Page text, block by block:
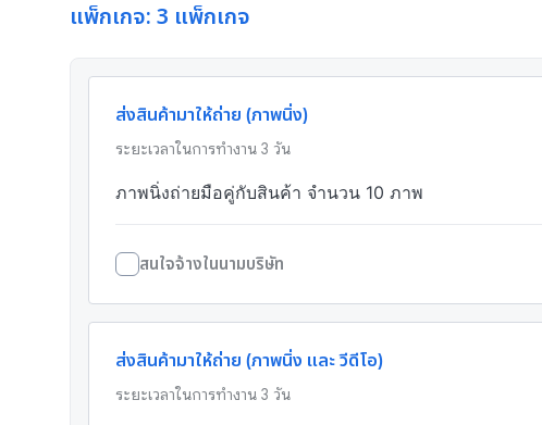
แพ็กเกจ: 3 แพ็กเกจ
ส่งสินค้ามาให้ถ่าย (ภาพนิ่ง)
ระยะเวลาในการทำงาน 3 วัน
ภาพนิ่งถ่ายมือคู่กับสินค้า จำนวน 10 ภาพ
สนใจจ้างในนามบริษัท
ส่งสินค้ามาให้ถ่าย (ภาพนิ่ง และ วีดีโอ)
ระยะเวลาในการทำงาน 3 วัน